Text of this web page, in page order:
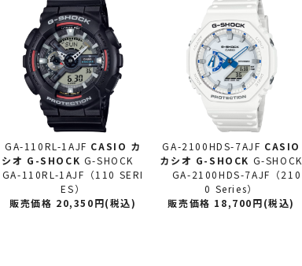
GA-110RL-1AJF CASIO カ
シオ G-SHOCK G-SHOCK
GA-110RL-1AJF（110 SERI
ES）
販売価格 20,350円(税込)
GA-2100HDS-7AJF CASIO
カシオ G-SHOCK G-SHOCK
GA-2100HDS-7AJF（210
0 Series）
販売価格 18,700円(税込)